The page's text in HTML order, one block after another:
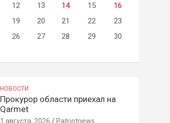
12 13 14 15
16
19 20 21 22
23
26 27 28 29
30
НОВОСТИ
Прокурор области приехал на
Qarmet
1 августа, 2026 Patriotnews